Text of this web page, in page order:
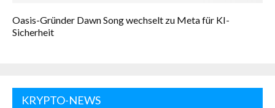
Oasis-Gründer Dawn Song wechselt zu Meta für KI-
Sicherheit
KRYPTO-NEWS